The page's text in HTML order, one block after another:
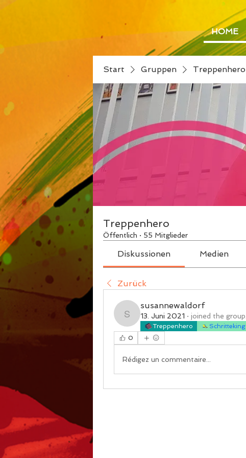
HOME
Start Gruppen Treppenhero
Treppenhero
Öffentlich · 55 Mitglieder
Diskussionen Medien
Zurück
susannewaldorf
susannewaldorf
13. Juni 2021 · joined the group.
Treppenhero
Schritteking
0
Rédigez un commentaire...